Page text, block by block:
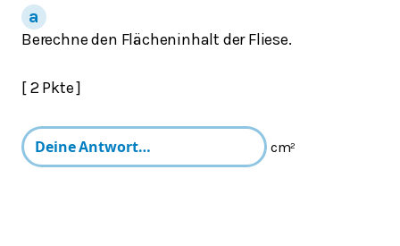
Berechne den Flächeninhalt der Fliese.
[ 2 Pkte ]
cm²